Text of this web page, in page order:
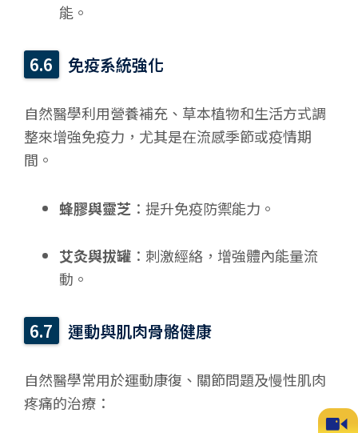
能。
免疫系統強化
自然醫學利用營養補充、草本植物和生活方式調
整來增強免疫力，尤其是在流感季節或疫情期
間。
蜂膠與靈芝 ：提升免疫防禦能力。
艾灸與拔罐：刺激經絡，增強體內能量流
動。
運動與肌肉骨骼健康
自然醫學常用於運動康復、關節問題及慢性肌肉
疼痛的治療：